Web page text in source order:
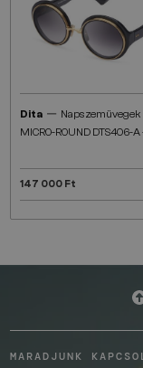
Dita — Napszemüvegek
MICRO-ROUND DTS406-A
147 000 Ft
MARADJUNK